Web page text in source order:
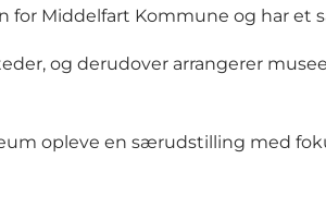
Middelfart Kommune og har et
og derudover arrangerer
opleve en særudstilling med